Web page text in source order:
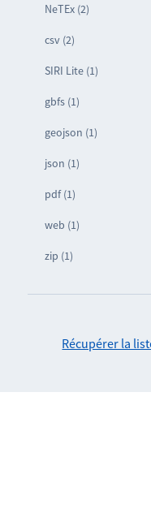
NeTEx (2)
csv (2)
SIRI Lite (1)
gbfs (1)
geojson (1)
json (1)
pdf (1)
web (1)
zip (1)
Récupérer la